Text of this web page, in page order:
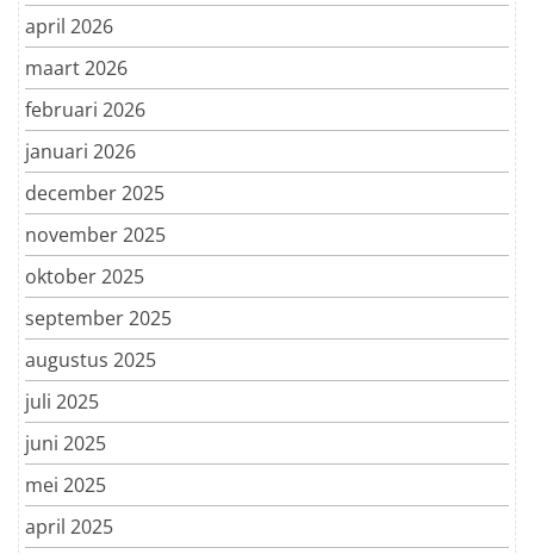
april 2026
maart 2026
februari 2026
januari 2026
december 2025
november 2025
oktober 2025
september 2025
augustus 2025
juli 2025
juni 2025
mei 2025
april 2025